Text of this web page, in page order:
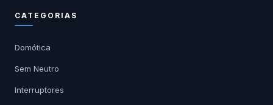
CATEGORIAS
Domótica
Sem Neutro
Interruptores